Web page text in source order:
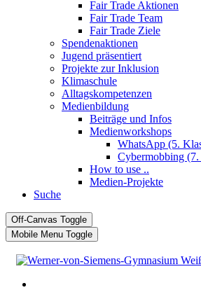
Fair Trade Aktionen
Fair Trade Team
Fair Trade Ziele
Spendenaktionen
Jugend präsentiert
Projekte zur Inklusion
Klimaschule
Alltagskompetenzen
Medienbildung
Beiträge und Infos
Medienworkshops
WhatsApp (5.
Cybermobbing (7.
How to use ..
Medien-Projekte
Suche
Off-Canvas Toggle
Mobile Menu Toggle